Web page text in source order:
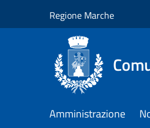
Regione Marche
Amministrazione